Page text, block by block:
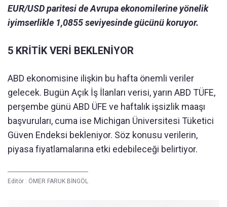
EUR/USD paritesi de Avrupa ekonomilerine yönelik
iyimserlikle 1,0855 seviyesinde gücünü koruyor.
5 KRİTİK VERİ BEKLENİYOR
ABD ekonomisine ilişkin bu hafta önemli veriler
gelecek. Bugün Açık İş İlanları verisi, yarın ABD TÜFE,
perşembe günü ABD ÜFE ve haftalık işsizlik maaşı
başvuruları, cuma ise Michigan Üniversitesi Tüketici
Güven Endeksi bekleniyor. Söz konusu verilerin,
piyasa fiyatlamalarına etki edebileceği belirtiyor.
Editör : ÖMER FARUK BİNGÖL